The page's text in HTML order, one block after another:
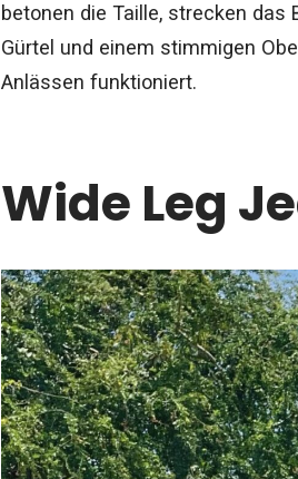
betonen die Taille, strecken das
Gürtel und einem stimmigen
Anlässen funktioniert.
Wide Leg